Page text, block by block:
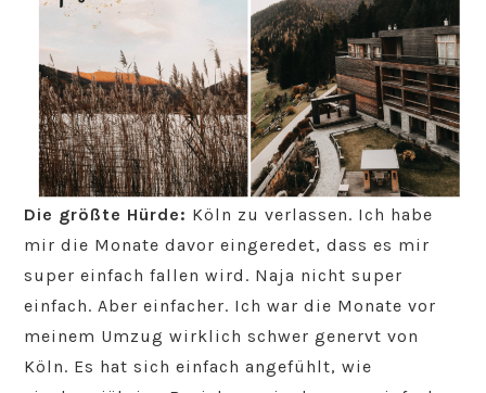
Die größte Hürde: Köln zu verlassen. Ich habe
mir die Monate davor eingeredet, dass es mir
super einfach fallen wird. Naja nicht super
einfach. Aber einfacher. Ich war die Monate vor
meinem Umzug wirklich schwer genervt von
Köln. Es hat sich einfach angefühlt, wie